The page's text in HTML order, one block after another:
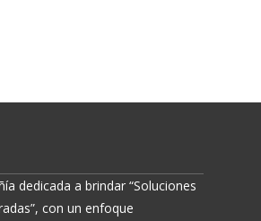
dedicada a brindar “Soluciones
con un enfoque